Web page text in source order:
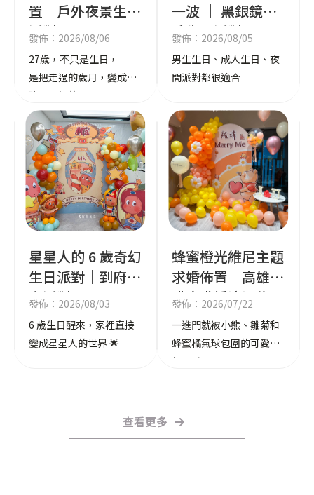
置｜戶外夜景生日
派對
發佈：2026/08/06
27歲，不只是生日，
是把走過的歲月，變成今
晚最閃耀的風景。
一波 ｜ 黑銀鏡面
系生日派對
發佈：2026/08/05
男生生日、成人生日、夜
間派對都很適合
星星人的 6 歲奇幻
生日派對｜到府居
家派對
發佈：2026/08/03
6 歲生日醒來，家裡直接
變成星星人的世界 🌟
蜂蜜橙光維尼主題
求婚佈置｜高雄咖
啡店求婚浪漫佈置
發佈：2026/07/22
一進門就被小熊、雛菊和
蜂蜜橘氣球包圍的可愛暴
擊。🍯🧡
查看更多